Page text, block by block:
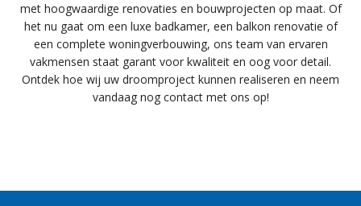
met hoogwaardige renovaties en bouwprojecten op maat. Of
het nu gaat om een luxe badkamer, een balkon renovatie of
een complete woningverbouwing, ons team van ervaren
vakmensen staat garant voor kwaliteit en oog voor detail.
Ontdek hoe wij uw droomproject kunnen realiseren en neem
vandaag nog contact met ons op!